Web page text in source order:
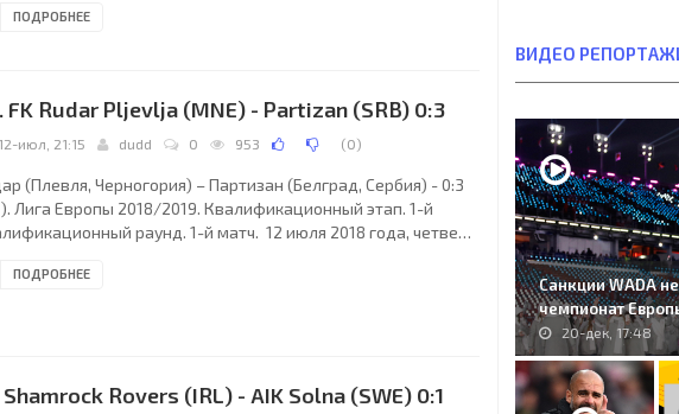
Ясно. +32°C. Городской стадион. 2000 зрителей (11
(Малатья, Турция). Будучность
ПОДРОБНЕЕ
FK Rudar Pljevlja (MNE) - Partizan (SRB) 0:3
12-июл, 21:15 dudd 0 953 (0)
(Плевля, Черногория) – Партизан (Белград, Сербия) - 0:3
Лига Европы 2018/2019. Квалификационный этап. 1-й
раунд. 1-й матч. 12 июля 2018 года, четверг.
3150 зрителей (60 % при вместимости 5214). Главный
ПОДРОБНЕЕ
Shamrock Rovers (IRL) - AIK Solna (SWE) 0:1
ВИДЕО
Санкции WADA
чемпионат
20-дек, 17:48